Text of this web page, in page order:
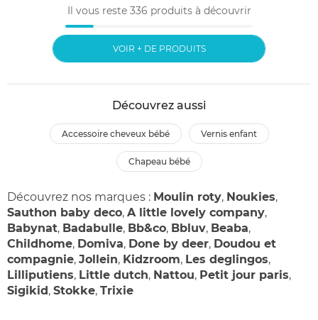
Il vous reste 336 produits à découvrir
VOIR + DE PRODUITS
Découvrez aussi
accessoire cheveux bébé vernis enfant
chapeau bébé
Découvrez nos marques : Moulin roty, Noukies,
Sauthon baby deco, A little lovely company,
Babynat, Badabulle, Bb&co, Bbluv, Beaba,
Childhome, Domiva, Done by deer, Doudou et
compagnie, Jollein, Kidzroom, Les deglingos,
Lilliputiens, Little dutch, Nattou, Petit jour paris,
Sigikid, Stokke, Trixie